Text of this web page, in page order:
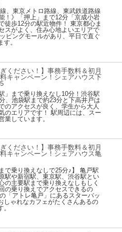
線、東京メトロ路線、東武鉄道路線
！》「押上」まで12分「京成小岩
徒歩12分の駅近物件！ 東京都心ま
スがよく、住み心地よいエリアで
ピングモールがあり、平日で直ぐ
。
ぎください！】事務手数料＆初月
キャンペーン！シェアハウス下
」まで乗り換えなし10分！渋谷駅
、池袋駅まで約23分と下高井戸は
のアクセスが良く、学生から大人
のエリアです！ 駅周辺には、スー
業しています。
ぎください！】事務手数料＆初月
キャンペーン！シェアハウス亀
まで乗り換えなしで25分♪】 亀戸駅
駅や新宿駅、東京駅、渋谷駅とい
の主要駅まで乗り換えなしもしく
の乗り換えでアクセスできるの
「アトレ亀戸」にあるスターバッ
しゃれなカフェがたくさんあるの